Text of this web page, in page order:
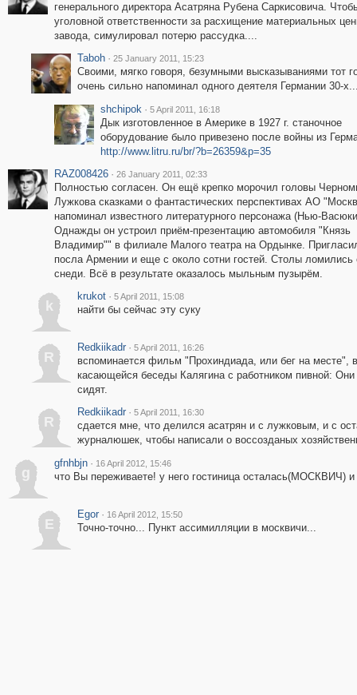
генерального директора Асатряна Рубена Саркисовича.
уголовной ответственности за расхищение материальных
завода, симулировал потерю рассудка....
Taboh · 25 January 2011, 15:23
Своими, мягко говоря, безумными высказываниями тот
очень сильно напоминал одного деятеля Германии 30-
shchipok · 5 April 2011, 16:18
Дык изготовленное в Америке в 1927 г. станочное
оборудование было привезено после войны из
http://www.litru.ru/br/?b=26359&p=35
RAZ008426 · 26 January 2011, 02:33
Полностью согласен. Он ещё крепко морочил головы
Лужкова сказками о фантастических перспективах АО
напоминал известного литературного персонажа (Нью-
Однажды он устроил приём-презентацию автомобиля "Князь
Владимир"" в филиале Малого театра на Ордынке.
посла Армении и еще с около сотни гостей. Столы ломились
снеди. Всё в результате оказалось мыльным пузырём.
k
krukot · 5 April 2011, 15:08
найти бы сейчас эту суку
R
Redkiikadr · 5 April 2011, 16:26
вспоминается фильм "Прохиндиада, или бег на месте",
касающейся беседы Калягина с работником пивной: Они
сидят.
R
Redkiikadr · 5 April 2011, 16:30
сдается мне, что делился асатрян и с лужковым, и с
журналюшек, чтобы написали о воссозданых
g
gfnhbjn · 16 April 2012, 15:46
что Вы переживаете! у него гостиница осталась(МОСКВИЧ)
E
Egor · 16 April 2012, 15:50
Точно-точно... Пункт ассимилляции в москвичи...